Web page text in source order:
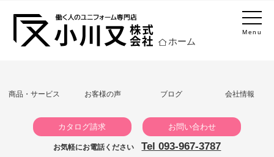
Menu
ホーム
商品・サービス お客様の声 ブログ 会社情報
カタログ請求 お問い合わせ
お気軽にお電話ください Tel 093-967-3787